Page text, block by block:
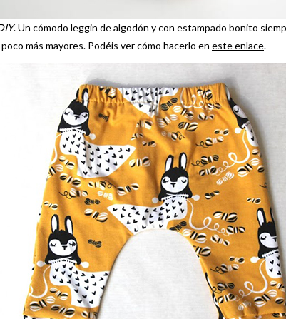
. Un cómodo leggin de algodón y con estampado bonito
más mayores. Podéis ver cómo hacerlo en este enlace.